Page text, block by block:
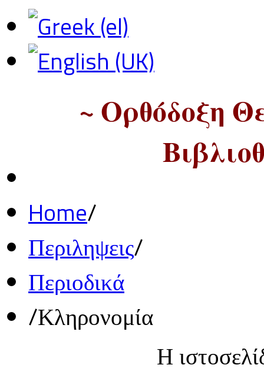
~ Ορθόδοξη
Home/
Περιληψεις/
Περιοδικά
/Κληρονομία
Η